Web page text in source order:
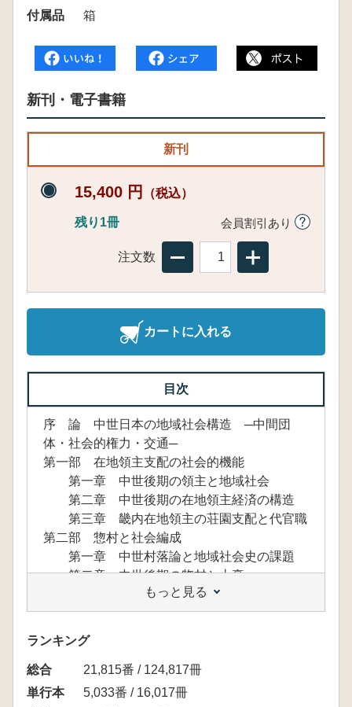
付属品
箱
新刊・電子書籍
新刊
15,400 円 （税込）
残り1冊 会員割引あり
注文数
カートに入れる
目次
序 論 中世日本の地域社会構造 ─中間団
体・社会的権力・交通─
第一部 在地領主支配の社会的機能
第一章 中世後期の領主と地域社会
第二章 中世後期の在地領主経済の構造
第三章 畿内在地領主の荘園支配と代官職
第二部 惣村と社会編成
第一章 中世村落論と地域社会史の課題
第二章 中世後期の惣村と土豪
第三章 中世～近世移行期の社会編成と諸
階層
補 論 戦国史研究における地域社会の描
き方
第三部 都鄙間交通と社会的配置
第一章 中世的「宿」の研究視角
もっと見る
ランキング
総合
21,815番 / 124,817冊
単行本
5,033番 / 16,017冊